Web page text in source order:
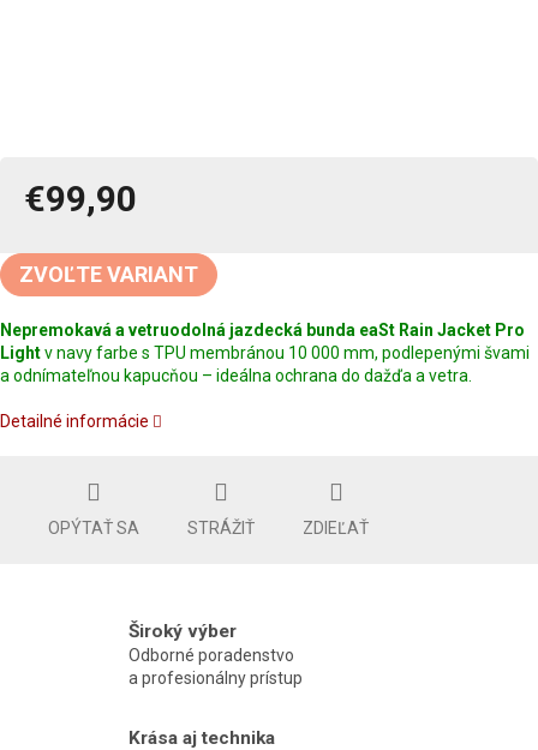
€99,90
cena:
ZVOĽTE VARIANT
Nepremokavá a vetruodolná jazdecká bunda eaSt Rain Jacket Pro
Lightv navy farbe s TPU membránou 10 000 mm, podlepenými švami
a odnímateľnou kapucňou – ideálna ochrana do dažďa a vetra.
Detailné informácie
OPÝTAŤ SA STRÁŽIŤ ZDIEĽAŤ
Široký výber
Odborné poradenstvo
a profesionálny prístup
Krása aj technika